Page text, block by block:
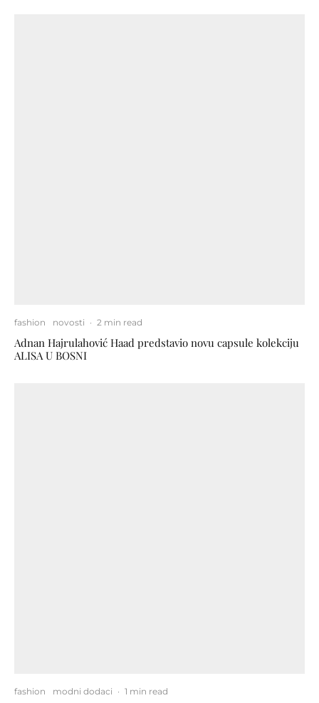
fashion novosti · 2 min read
Adnan Hajrulahović Haad predstavio novu capsule kolekciju
ALISA U BOSNI
fashion modni dodaci · 1 min read